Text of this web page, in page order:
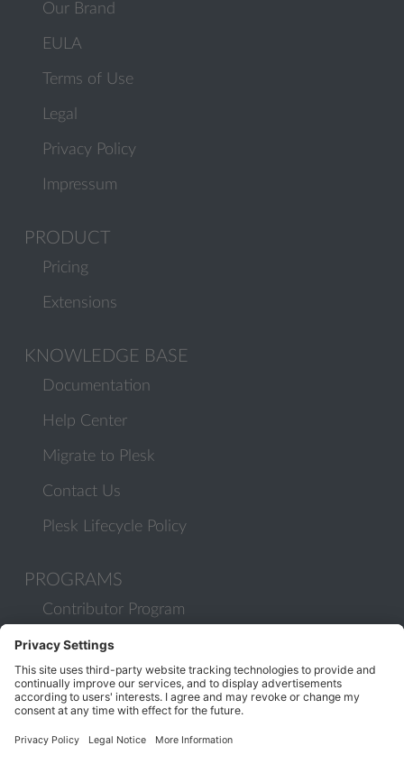
Our Brand
EULA
Terms of Use
Legal
Privacy Policy
Impressum
PRODUCT
Pricing
Extensions
KNOWLEDGE BASE
Documentation
Help Center
Migrate to Plesk
Contact Us
Plesk Lifecycle Policy
PROGRAMS
Contributor Program
Partner Program
COMMUNITY